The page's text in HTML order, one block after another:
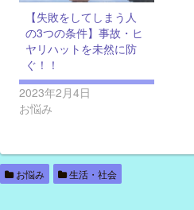
【失敗をしてしまう人
の3つの条件】事故・ヒ
ヤリハットを未然に防
ぐ！！
2023年2月4日
お悩み
お悩み 生活・社会